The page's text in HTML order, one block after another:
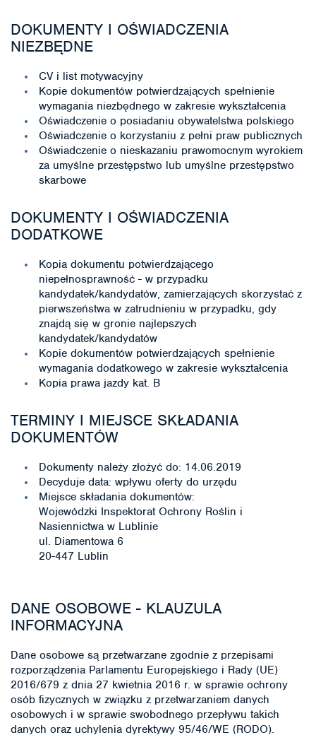
DOKUMENTY I OŚWIADCZENIA
NIEZBĘDNE
CV i list motywacyjny
Kopie dokumentów potwierdzających spełnienie
wymagania niezbędnego w zakresie wykształcenia
Oświadczenie o posiadaniu obywatelstwa polskiego
Oświadczenie o korzystaniu z pełni praw publicznych
Oświadczenie o nieskazaniu prawomocnym wyrokiem
za umyślne przestępstwo lub umyślne przestępstwo
skarbowe
DOKUMENTY I OŚWIADCZENIA
DODATKOWE
Kopia dokumentu potwierdzającego
niepełnosprawność - w przypadku
kandydatek/kandydatów, zamierzających skorzystać z
pierwszeństwa w zatrudnieniu w przypadku, gdy
znajdą się w gronie najlepszych
kandydatek/kandydatów
Kopie dokumentów potwierdzających spełnienie
wymagania dodatkowego w zakresie wykształcenia
Kopia prawa jazdy kat. B
TERMINY I MIEJSCE SKŁADANIA
DOKUMENTÓW
Dokumenty należy złożyć do: 14.06.2019
Decyduje data: wpływu oferty do urzędu
Miejsce składania dokumentów:
Wojewódzki Inspektorat Ochrony Roślin i
Nasiennictwa w Lublinie
ul. Diamentowa 6
20-447 Lublin
DANE OSOBOWE - KLAUZULA
INFORMACYJNA
Dane osobowe są przetwarzane zgodnie z przepisami
rozporządzenia Parlamentu Europejskiego i Rady (UE)
2016/679 z dnia 27 kwietnia 2016 r. w sprawie ochrony
osób fizycznych w związku z przetwarzaniem danych
osobowych i w sprawie swobodnego przepływu takich
danych oraz uchylenia dyrektywy 95/46/WE (RODO).